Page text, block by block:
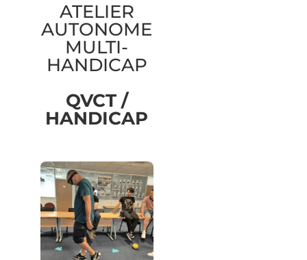
ATELIER
AUTONOME
MULTI-
HANDICAP
QVCT /
HANDICAP